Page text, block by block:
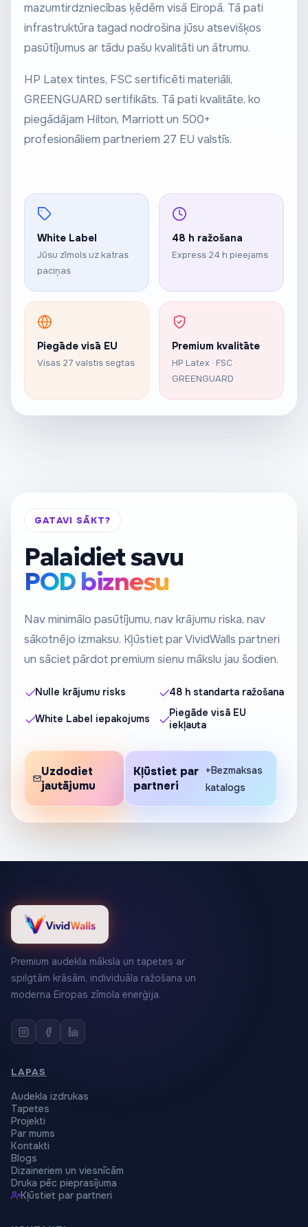
mazumtirdzniecības ķēdēm visā Eiropā. Tā pati
infrastruktūra tagad nodrošina jūsu atsevišķos
pasūtījumus ar tādu pašu kvalitāti un ātrumu.
HP Latex tintes, FSC sertificēti materiāli,
GREENGUARD sertifikāts. Tā pati kvalitāte, ko
piegādājam Hilton, Marriott un 500+
profesionāliem partneriem 27 EU valstīs.
White Label
Jūsu zīmols uz katras
paciņas
48 h ražošana
Express 24 h pieejams
Piegāde visā EU
Visas 27 valstis segtas
Premium kvalitāte
HP Latex · FSC ·
GREENGUARD
GATAVI SĀKT?
Palaidiet savu
POD biznesu
Nav minimālo pasūtījumu, nav krājumu riska, nav
sākotnējo izmaksu. Kļūstiet par VividWalls partneri
un sāciet pārdot premium sienu mākslu jau šodien.
Nulle krājumu risks 48 h standarta ražošana
White Label iepakojums
Piegāde visā EU
iekļauta
Uzdodiet
jautājumu
Kļūstiet par
partneri
+Bezmaksas
katalogs
Premium audekla māksla un tapetes ar
spilgtām krāsām, individuāla ražošana un
moderna Eiropas zīmola enerģija.
LAPAS
Audekla izdrukas
Tapetes
Projekti
Par mums
Kontakti
Blogs
Dizaineriem un viesnīcām
Druka pēc pieprasījuma
Kļūstiet par partneri